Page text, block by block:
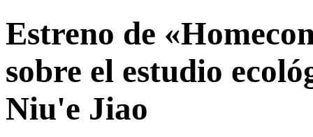
Estreno de
sobre el estudio
Niu'e Jiao